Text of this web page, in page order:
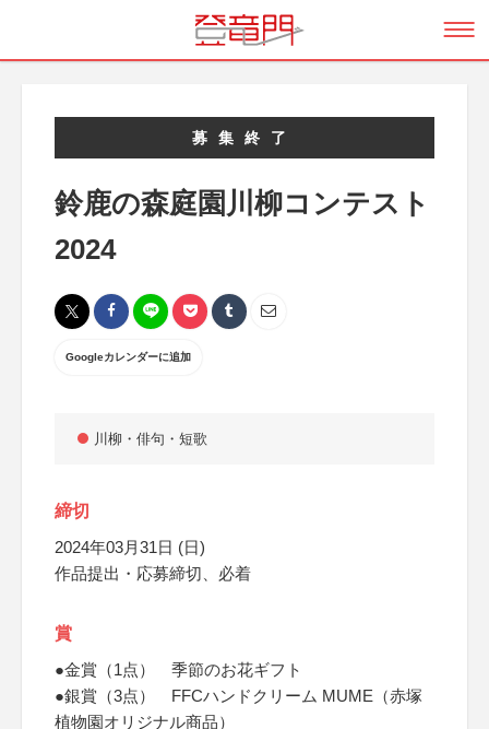
募集終了
鈴鹿の森庭園川柳コンテスト
2024
Googleカレンダーに追加
川柳・俳句・短歌
締切
2024年03月31日 (日)
作品提出・応募締切、必着
賞
●金賞（1点） 季節のお花ギフト
●銀賞（3点） FFCハンドクリーム MUME（赤塚
植物園オリジナル商品）